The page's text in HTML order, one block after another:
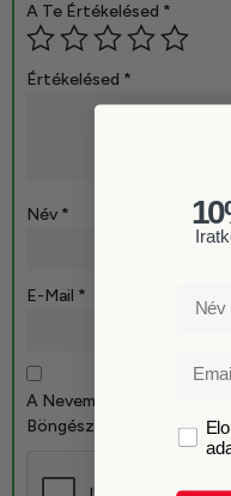
A Te Értékelésed *
Értékelésed *
Név *
E-Mail *
A Nevem, E-Mail Címem,
Böngészőben A
Név
Email
GDPR